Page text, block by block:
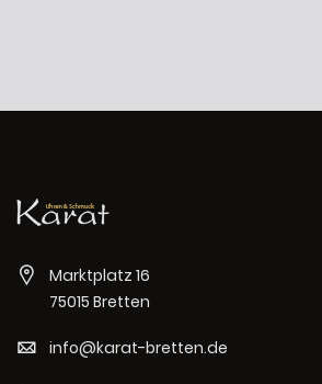
Marktplatz 16
75015 Bretten
info@karat-bretten.de